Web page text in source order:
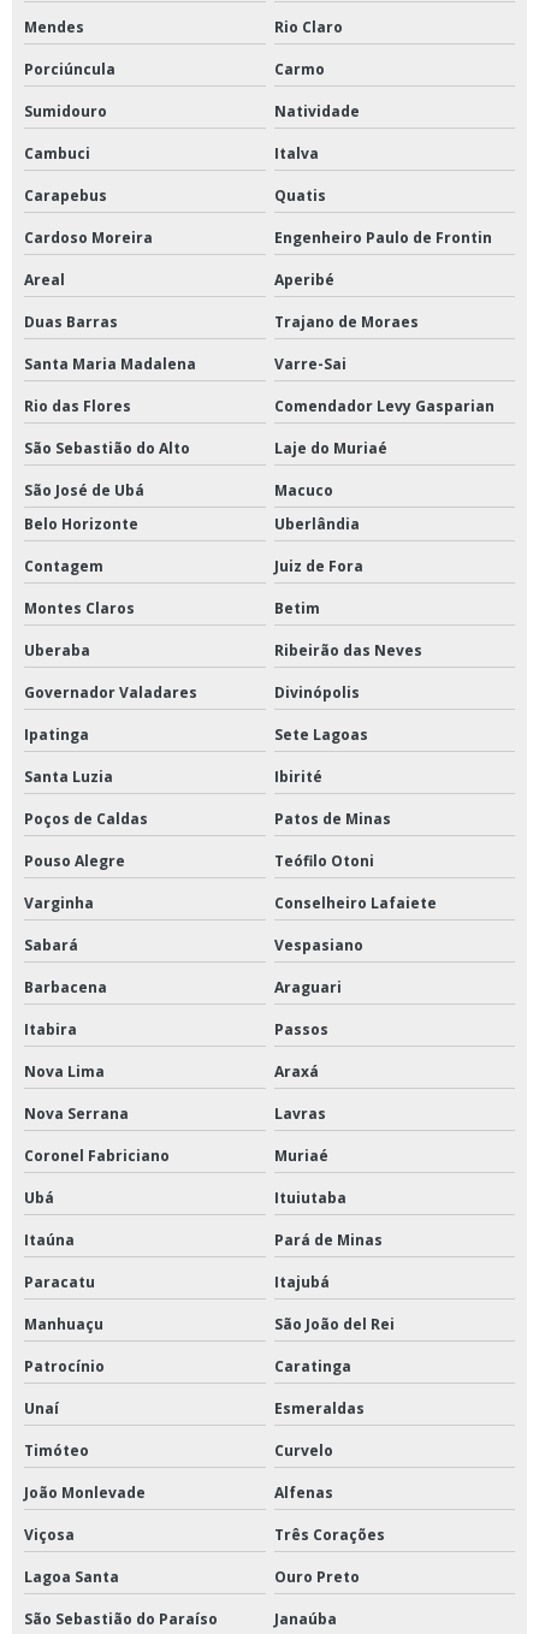
Mendes Rio Claro
Porciúncula Carmo
Sumidouro Natividade
Cambuci Italva
Carapebus Quatis
Cardoso Moreira Engenheiro Paulo de Frontin
Areal Aperibé
Duas Barras Trajano de Moraes
Santa Maria Madalena Varre-Sai
Rio das Flores Comendador Levy Gasparian
São Sebastião do Alto Laje do Muriaé
São José de Ubá
Macuco
Belo Horizonte
Uberlândia
Contagem Juiz de Fora
Montes Claros Betim
Uberaba Ribeirão das Neves
Governador Valadares Divinópolis
Ipatinga Sete Lagoas
Santa Luzia Ibirité
Poços de Caldas Patos de Minas
Pouso Alegre Teófilo Otoni
Varginha Conselheiro Lafaiete
Sabará Vespasiano
Barbacena Araguari
Itabira Passos
Nova Lima Araxá
Nova Serrana Lavras
Coronel Fabriciano Muriaé
Ubá Ituiutaba
Itaúna Pará de Minas
Paracatu Itajubá
Manhuaçu São João del Rei
Patrocínio Caratinga
Unaí Esmeraldas
Timóteo Curvelo
João Monlevade Alfenas
Viçosa Três Corações
Lagoa Santa Ouro Preto
São Sebastião do Paraíso Janaúba